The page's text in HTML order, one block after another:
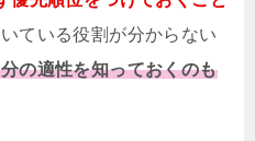
ている役割が分からない
の適性を知っておくのも